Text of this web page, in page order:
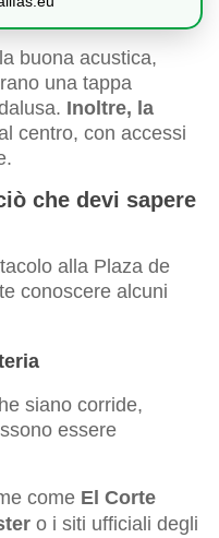
buona acustica,
una tappa
Inoltre, la
centro, con accessi
che devi sapere
alla Plaza de
conoscere alcuni
siano corride,
essere
come El Corte
o i siti ufficiali degli